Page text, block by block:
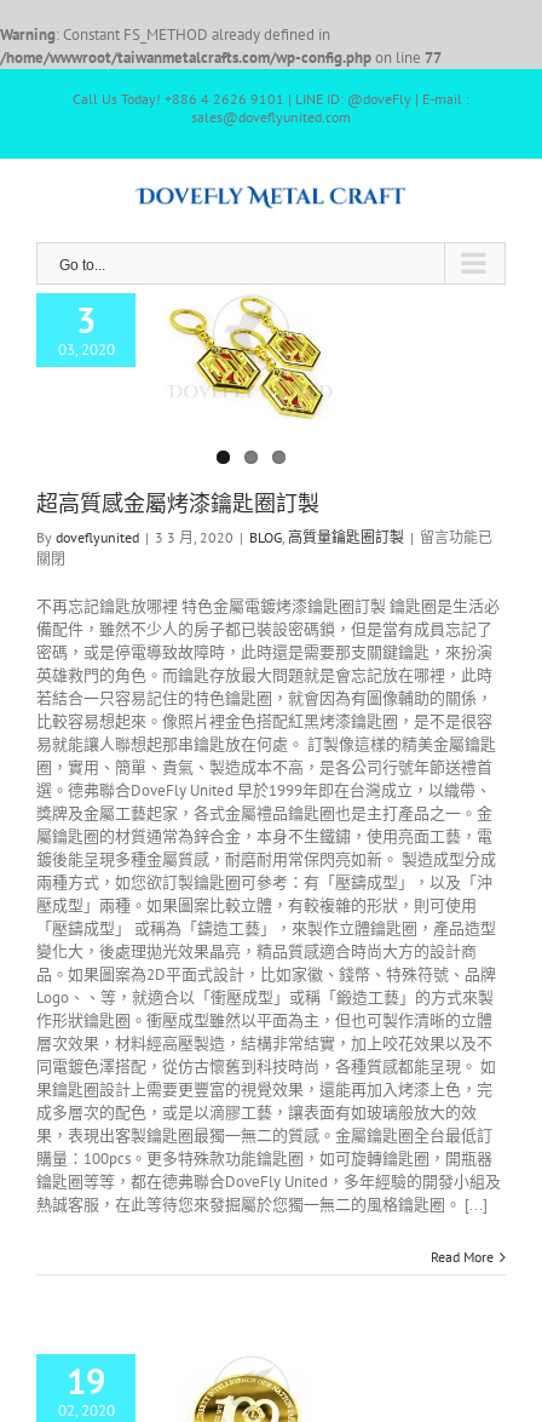
Warning: Constant FS_METHOD already defined in
/home/wwwroot/taiwanmetalcrafts.com/wp-config.phpon line 77
Call Us Today! +886 4 2626 9101 | LINE ID: @doveFly | E-mail :
sales@doveflyunited.com
Go to...
3
03, 2020
質感金屬烤漆鑰
超高質感金屬烤漆鑰匙圈訂製
By doveflyunited | 3 3 月, 2020 | BLOG 高質量鑰匙圈訂製 | 留言功能已
關閉
不再忘記鑰匙放哪裡 特色金屬電鍍烤漆鑰匙圈訂製 鑰匙圈是生活必
備配件，雖然不少人的房子都已裝設密碼鎖，但是當有成員忘記了
密碼，或是停電導致故障時，此時還是需要那支關鍵鑰匙，來扮演
英雄救門的角色。而鑰匙存放最大問題就是會忘記放在哪裡，此時
若結合一只容易記住的特色鑰匙圈，就會因為有圖像輔助的關係，
比較容易想起來。像照片裡金色搭配紅黑烤漆鑰匙圈，是不是很容
易就能讓人聯想起那串鑰匙放在何處。 訂製像這樣的精美金屬鑰匙
圈，實用、簡單、貴氣、製造成本不高，是各公司行號年節送禮首
選。德弗聯合DoveFly United 早於1999年即在台灣成立，以織帶、
獎牌及金屬工藝起家，各式金屬禮品鑰匙圈也是主打產品之一。金
屬鑰匙圈的材質通常為鋅合金，本身不生鐵鏽，使用亮面工藝，電
鍍後能呈現多種金屬質感，耐磨耐用常保閃亮如新。 製造成型分成
兩種方式，如您欲訂製鑰匙圈可參考：有「壓鑄成型」，以及「沖
壓成型」兩種。如果圖案比較立體，有較複雜的形狀，則可使用
「壓鑄成型」 或稱為「鑄造工藝」，來製作立體鑰匙圈，產品造型
變化大，後處理拋光效果晶亮，精品質感適合時尚大方的設計商
品。如果圖案為2D平面式設計，比如家徽、錢幣、特殊符號、品牌
Logo、、等，就適合以「衝壓成型」或稱「鍛造工藝」的方式來製
作形狀鑰匙圈。衝壓成型雖然以平面為主，但也可製作清晰的立體
層次效果，材料經高壓製造，結構非常結實，加上咬花效果以及不
同電鍍色澤搭配，從仿古懷舊到科技時尚，各種質感都能呈現。 如
果鑰匙圈設計上需要更豐富的視覺效果，還能再加入烤漆上色，完
成多層次的配色，或是以滴膠工藝，讓表面有如玻璃般放大的效
果，表現出客製鑰匙圈最獨一無二的質感。金屬鑰匙圈全台最低訂
購量：100pcs。更多特殊款功能鑰匙圈，如可旋轉鑰匙圈，開瓶器
鑰匙圈等等，都在德弗聯合DoveFly United，多年經驗的開發小組及
熱誠客服，在此等待您來發掘屬於您獨一無二的風格鑰匙圈。 [...]
Read More
19
02, 2020
投身公益改善人